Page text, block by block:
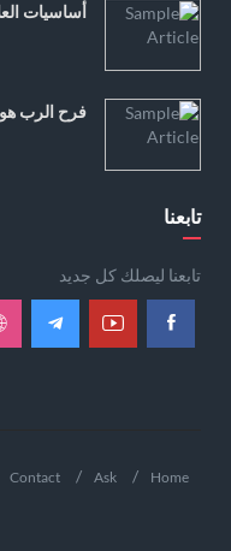
أساسيات
فرح الرب هو
تابعنا
تابعنا ليصلك كل جديد
Home
Ask
Contact